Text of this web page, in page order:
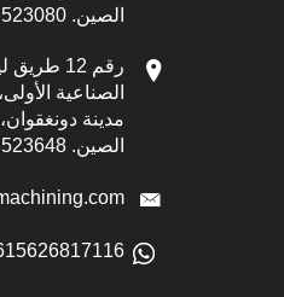
الصين. 523080
رقم 12
الصناعية
مدينة
الصين. 523648